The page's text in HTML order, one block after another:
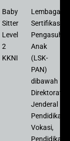
Baby
Sitter
Level
2
KKNI
Lembaga
Sertifikasi
Pengasuh
Anak
(LSK-
PAN)
dibawah
Direktorat
Jenderal
Pendidikan
Vokasi,
Pendidikan